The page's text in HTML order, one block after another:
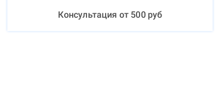
Консультация от 500руб